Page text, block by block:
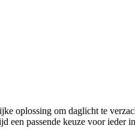
oplossing om daglicht te
een passende keuze voor ieder